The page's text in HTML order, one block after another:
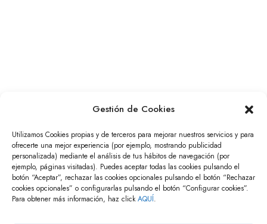
Gestión de Cookies
Utilizamos Cookies propias y de terceros para mejorar nuestros servicios y para
ofrecerte una mejor experiencia (por ejemplo, mostrando publicidad
personalizada) mediante el análisis de tus hábitos de navegación (por
ejemplo, páginas visitadas). Puedes aceptar todas las cookies pulsando el
botón “Aceptar”, rechazar las cookies opcionales pulsando el botón “Rechazar
cookies opcionales” o configurarlas pulsando el botón “Configurar cookies”.
Para obtener más información, haz clickAQUÍ.